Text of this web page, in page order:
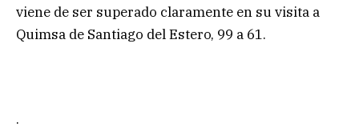
viene de ser superado claramente en su visita a
Quimsa de Santiago del Estero, 99 a 61.
.